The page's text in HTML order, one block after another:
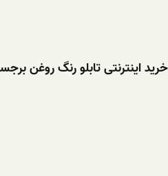
خرید اینترنتی تابلو رنگ روغن